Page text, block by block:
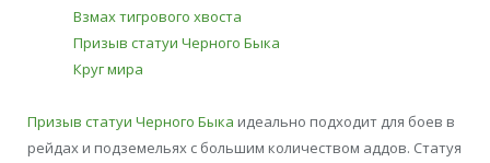
Взмах тигрового хвоста
Призыв статуи Черного Быка
Круг мира
Призыв статуи Черного Быка идеально подходит для боев в
рейдах и подземельях с большим количеством аддов. Статуя